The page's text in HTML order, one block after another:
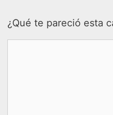
¿Qué te pareció esta